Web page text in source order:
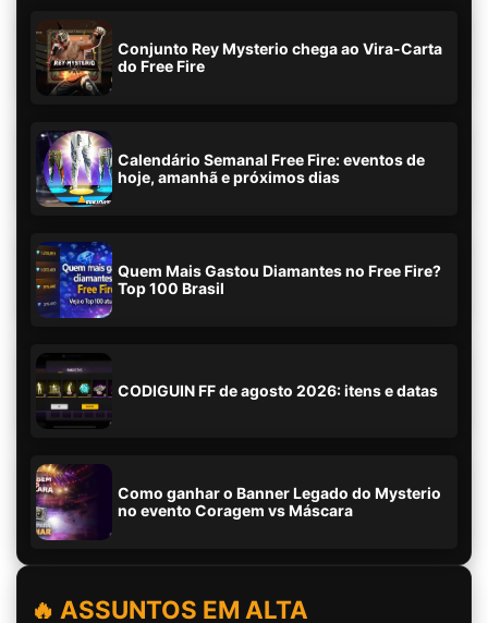
Conjunto Rey Mysterio chega ao Vira-Carta
do Free Fire
Calendário Semanal Free Fire: eventos de
hoje, amanhã e próximos dias
Quem Mais Gastou Diamantes no Free Fire?
Top 100 Brasil
CODIGUIN FF de agosto 2026: itens e datas
Como ganhar o Banner Legado do Mysterio
no evento Coragem vs Máscara
🔥 ASSUNTOS EM ALTA